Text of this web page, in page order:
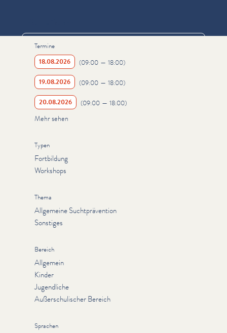
Termine
18.08.2026
(09:00 — 18:00)
19.08.2026 (09:00 — 18:00)
20.08.2026 (09:00 — 18:00)
Mehr sehen
Typen
Fortbildung
Workshops
Thema
Allgemeine Suchtprävention
Sonstiges
Bereich
Allgemein
Kinder
Jugendliche
Außerschulischer Bereich
Sprachen